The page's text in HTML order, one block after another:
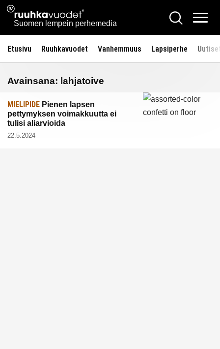
Siirry
sisältöön
Ruuhkavuodet.fi
Suomen lempein perhemedia
Hae
Etusivu Ruuhkavuodet Vanhemmuus Lapsiperhe
Avainsana: lahjatoive
MIELIPIDE Pienen lapsen
pettymyksen voimakkuutta ei
tulisi aliarvioida
22.5.2024